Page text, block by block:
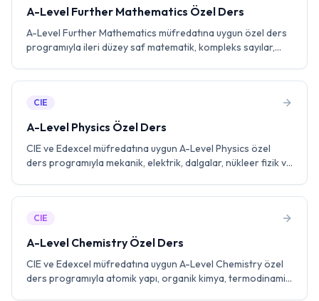
A-Level Further Mathematics Özel Ders
A-Level Further Mathematics müfredatına uygun özel ders
programıyla ileri düzey saf matematik, kompleks sayılar,
CIE
A-Level Physics Özel Ders
CIE ve Edexcel müfredatına uygun A-Level Physics özel
ders programıyla mekanik, elektrik, dalgalar, nükleer fizik ve
CIE
A-Level Chemistry Özel Ders
CIE ve Edexcel müfredatına uygun A-Level Chemistry özel
ders programıyla atomik yapı, organik kimya, termodinamik